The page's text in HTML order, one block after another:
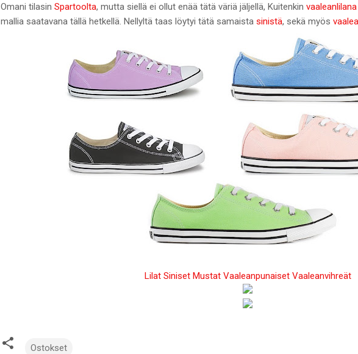
Omani tilasin Spartoolta, mutta siellä ei ollut enää tätä väriä jäljellä, Kuitenkin vaaleanlilana
mallia saatavana tällä hetkellä. Nellyltä taas löytyi tätä samaista sinistä, sekä myös
Lilat Siniset Mustat Vaaleanpunaiset Vaaleanvihreät
Ostokset